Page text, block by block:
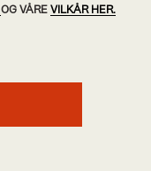
OG VÅRE VILKÅR HER.